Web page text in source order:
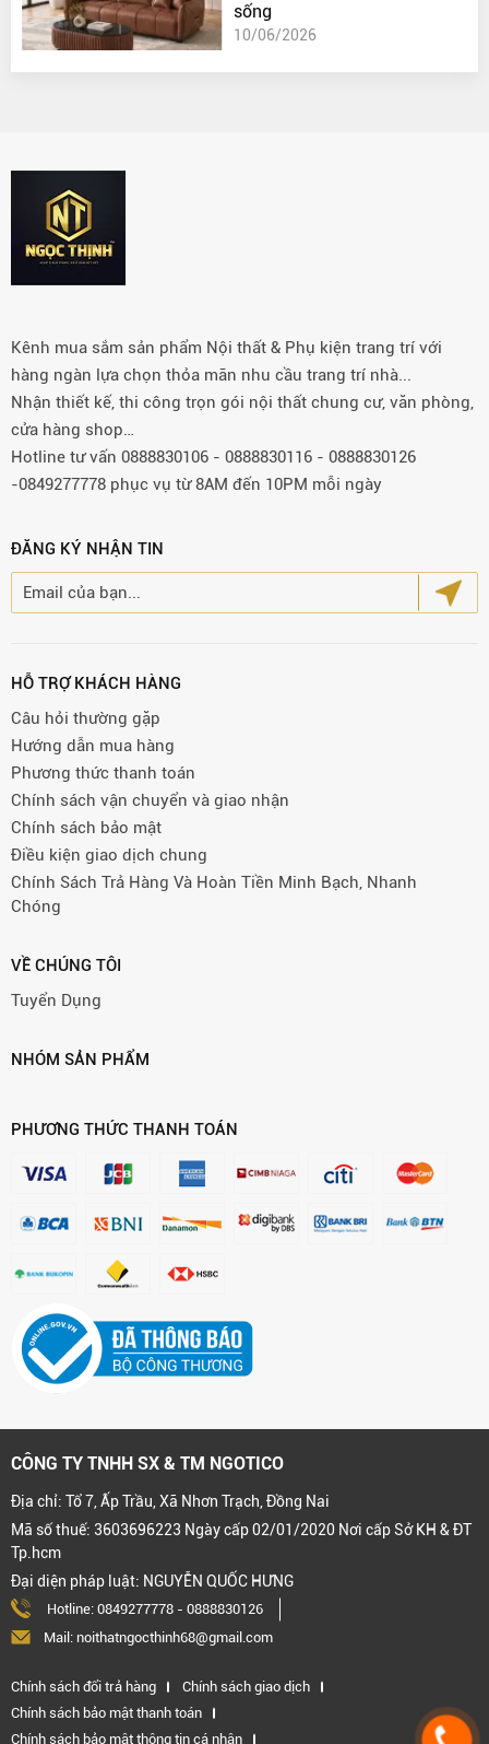
sống
10/06/2026
Kênh mua sắm sản phẩm Nội thất & Phụ kiện trang trí với
hàng ngàn lựa chọn thỏa mãn nhu cầu trang trí nhà...
Nhận thiết kế, thi công trọn gói nội thất chung cư, văn phòng,
cửa hàng shop…
Hotline tư vấn 0888830106 - 0888830116 - 0888830126
-0849277778 phục vụ từ 8AM đến 10PM mỗi ngày
ĐĂNG KÝ NHẬN TIN
HỖ TRỢ KHÁCH HÀNG
Câu hỏi thường gặp
Hướng dẫn mua hàng
Phương thức thanh toán
Chính sách vận chuyển và giao nhận
Chính sách bảo mật
Điều kiện giao dịch chung
Chính Sách Trả Hàng Và Hoàn Tiền Minh Bạch, Nhanh
Chóng
VỀ CHÚNG TÔI
Tuyển Dụng
NHÓM SẢN PHẨM
PHƯƠNG THỨC THANH TOÁN
CÔNG TY TNHH SX & TM NGOTICO
Địa chỉ: Tổ 7, Ấp Trầu, Xã Nhơn Trạch, Đồng Nai
Mã số thuế: 3603696223 Ngày cấp 02/01/2020 Nơi cấp Sở KH & ĐT
Tp.hcm
Đại diện pháp luật: NGUYỄN QUỐC HƯNG
Hotline: 0849277778 - 0888830126
Mail: noithatngocthinh68@gmail.com
Chính sách đổi trả hàng
Chính sách giao dịch
Chính sách bảo mật thanh toán
Chính sách bảo mật thông tin cá nhân